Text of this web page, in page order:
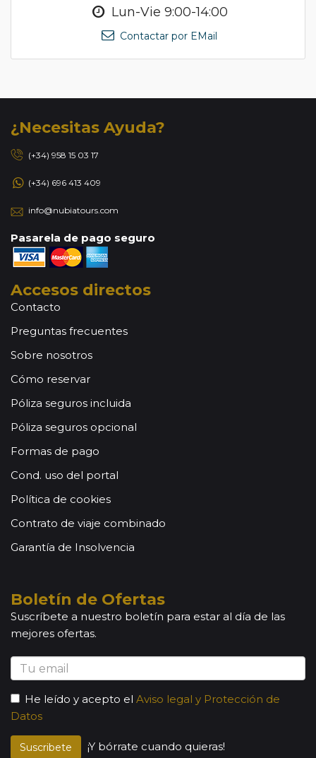
Lun-Vie 9:00-14:00
Contactar por EMail
¿Necesitas Ayuda?
(+34) 958 15 03 17
(+34) 696 413 409
info@nubiatours.com
Pasarela de pago seguro
Accesos directos
Contacto
Preguntas frecuentes
Sobre nosotros
Cómo reservar
Póliza seguros incluida
Póliza seguros opcional
Formas de pago
Cond. uso del portal
Política de cookies
Contrato de viaje combinado
Garantía de Insolvencia
Boletín de Ofertas
Suscríbete a nuestro boletín para estar al día de las
mejores ofertas.
He leído y acepto el Aviso legal y Protección de
Datos
Suscribete ¡Y bórrate cuando quieras!